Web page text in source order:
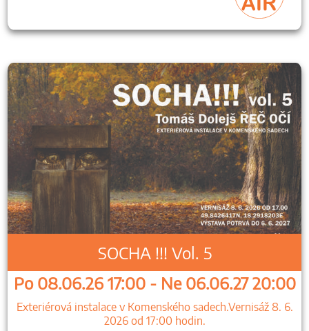
SOCHA !!! Vol. 5
Po 08.06.26 17:00 - Ne 06.06.27 20:00
Exteriérová instalace v Komenského sadech.Vernisáž 8. 6.
2026 od 17:00 hodin.